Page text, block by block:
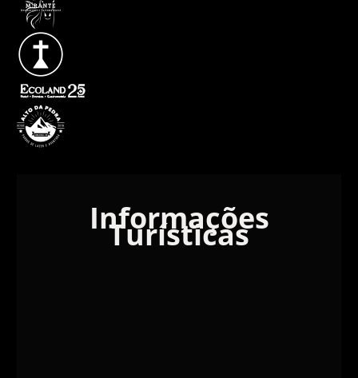
Informações
Turísticas